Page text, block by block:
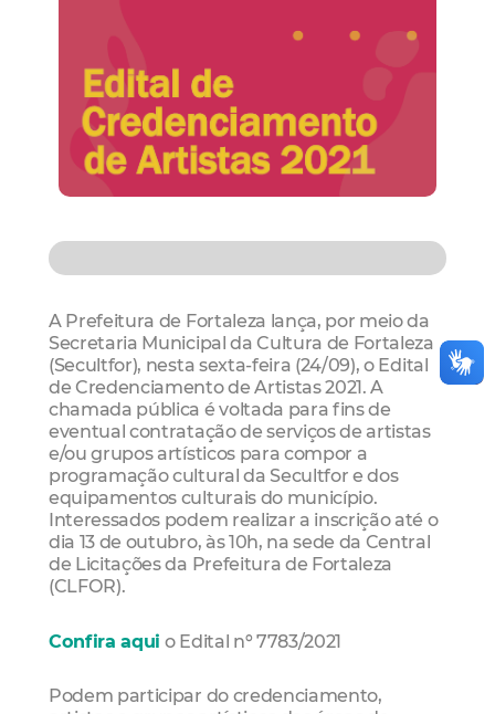
A Prefeitura de Fortaleza lança, por meio da
Secretaria Municipal da Cultura de Fortaleza
(Secultfor), nesta sexta-feira (24/09), o Edital
de Credenciamento de Artistas 2021. A
chamada pública é voltada para fins de
eventual contratação de serviços de artistas
e/ou grupos artísticos para compor a
programação cultural da Secultfor e dos
equipamentos culturais do município.
Interessados podem realizar a inscrição até o
dia 13 de outubro, às 10h, na sede da Central
de Licitações da Prefeitura de Fortaleza
(CLFOR).
Confira aqui o Edital nº 7783/2021
Podem participar do credenciamento,